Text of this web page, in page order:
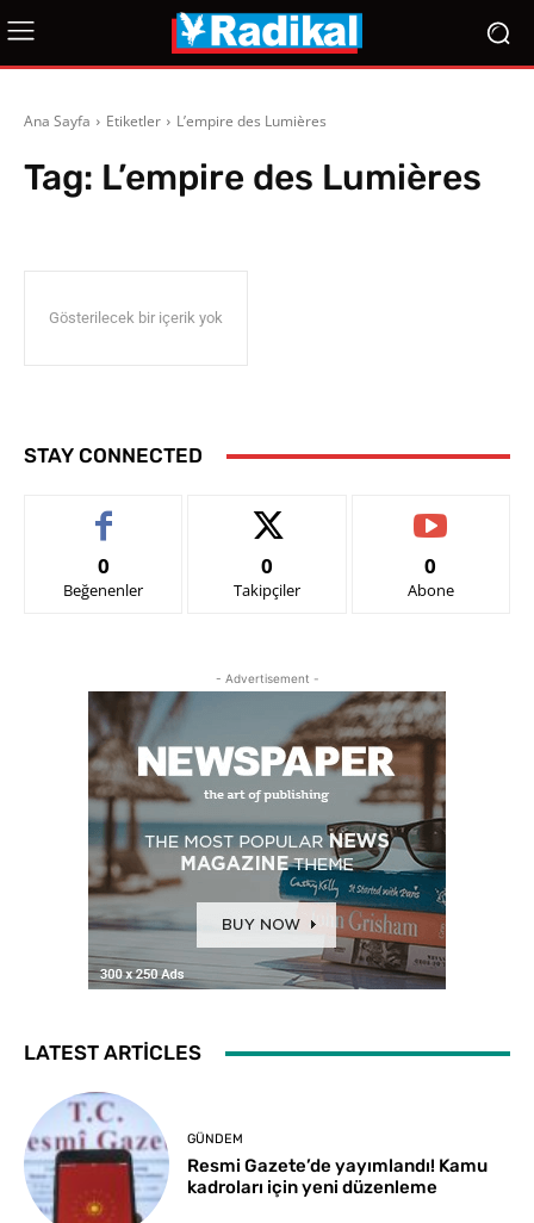
Ana Sayfa Etiketler L’empire des Lumières
Tag: L’empire des Lumières
Gösterilecek bir içerik yok
STAY CONNECTED
0
Beğenenler
0
Takipçiler
0
Abone
- Advertisement -
LATEST ARTICLES
GÜNDEM
Resmi Gazete’de yayımlandı! Kamu
kadroları için yeni düzenleme